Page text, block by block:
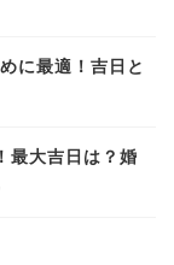
に最適！吉日と
最大吉日は？婚